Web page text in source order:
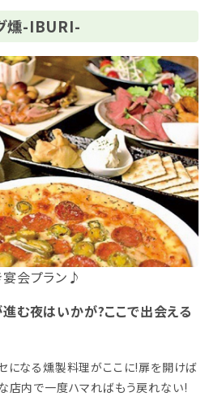
燻-IBURI-
会プラン♪
む夜はいかが?ここで出会える
になる燻製料理がここに!扉を開けば
店内で一度ハマればもう戻れない!